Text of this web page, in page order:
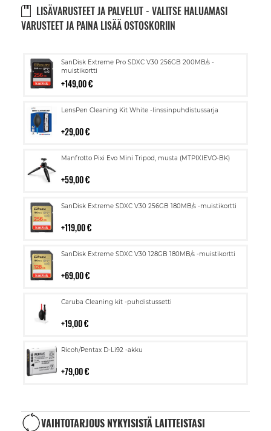
LISÄVARUSTEET JA PALVELUT - VALITSE HALUAMASI
VARUSTEET JA PAINA LISÄÄ OSTOSKORIIN
SanDisk Extreme Pro SDXC V30 256GB 200MB/s -
muistikortti
149,00 €
Lisää
ostoskoriin
LensPen Cleaning Kit White -linssinpuhdistussarja
29,00 €
Lisää
Manfrotto Pixi Evo Mini Tripod, musta (MTPIXIEVO-BK)
59,00 €
Lisää
SanDisk Extreme SDXC V30 256GB 180MB/s -muistikortti
119,00 €
Lisää
SanDisk Extreme SDXC V30 128GB 180MB/s -muistikortti
69,00 €
Lisää
Caruba Cleaning kit -puhdistussetti
19,00 €
Lisää
Ricoh/Pentax D-Li92 -akku
79,00 €
Lisää
VAIHTOTARJOUS NYKYISISTÄ LAITTEISTASI